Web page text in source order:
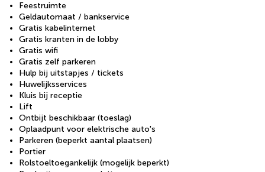
Feestruimte
Geldautomaat / bankservice
Gratis kabelinternet
Gratis kranten in de lobby
Gratis wifi
Gratis zelf parkeren
Hulp bij uitstapjes / tickets
Huwelijksservices
Kluis bij receptie
Lift
Ontbijt beschikbaar (toeslag)
Oplaadpunt voor elektrische auto's
Parkeren (beperkt aantal plaatsen)
Portier
Rolstoeltoegankelijk (mogelijk beperkt)